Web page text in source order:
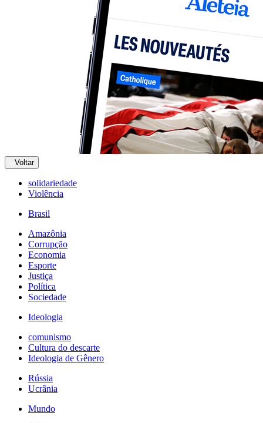
Voltar
solidariedade
Violência
Brasil
Amazônia
Corrupção
Economia
Esporte
Justiça
Política
Sociedade
Ideologia
comunismo
Cultura do descarte
Ideologia de Gênero
Rússia
Ucrânia
Mundo